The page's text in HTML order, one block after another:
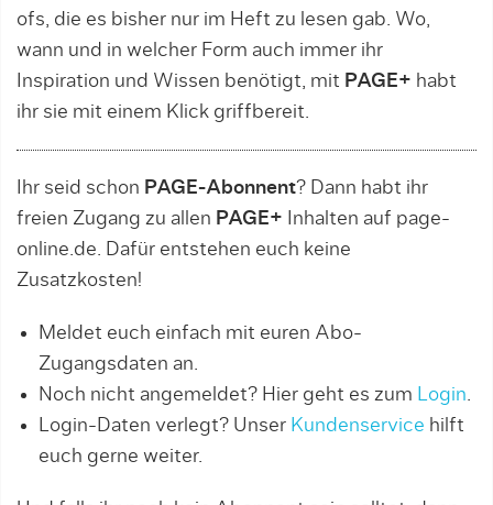
ofs, die es bisher nur im Heft zu lesen gab. Wo,
wann und in welcher Form auch immer ihr
Inspiration und Wissen benötigt, mit PAGE+ habt
ihr sie mit einem Klick griffbereit.
Ihr seid schon PAGE-Abonnent? Dann habt ihr
freien Zugang zu allen PAGE+
Inhalten auf page-
online.de. Dafür entstehen euch keine
Zusatzkosten!
Meldet euch einfach mit euren Abo-
Zugangsdaten an.
Noch nicht angemeldet? Hier geht es zum Login.
Login-Daten verlegt? Unser Kundenservice hilft
euch gerne weiter.